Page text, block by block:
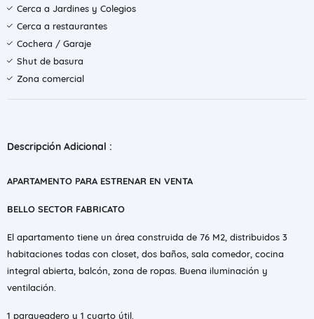
Cerca a Jardines y Colegios
Cerca a restaurantes
Cochera / Garaje
Shut de basura
Zona comercial
Descripción Adicional :
APARTAMENTO PARA ESTRENAR EN VENTA
BELLO SECTOR FABRICATO
El apartamento tiene un área construida de 76 M2, distribuidos 3
habitaciones todas con closet, dos baños, sala comedor, cocina
integral abierta, balcón, zona de ropas. Buena iluminación y
ventilación.
1 parqueadero y 1 cuarto útil.